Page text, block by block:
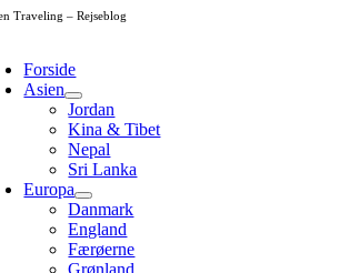
Skip
Traveling – Rejseblog
Forside
Asien
Jordan
Kina & Tibet
Nepal
Sri Lanka
Europa
Danmark
England
Færøerne
Grønland